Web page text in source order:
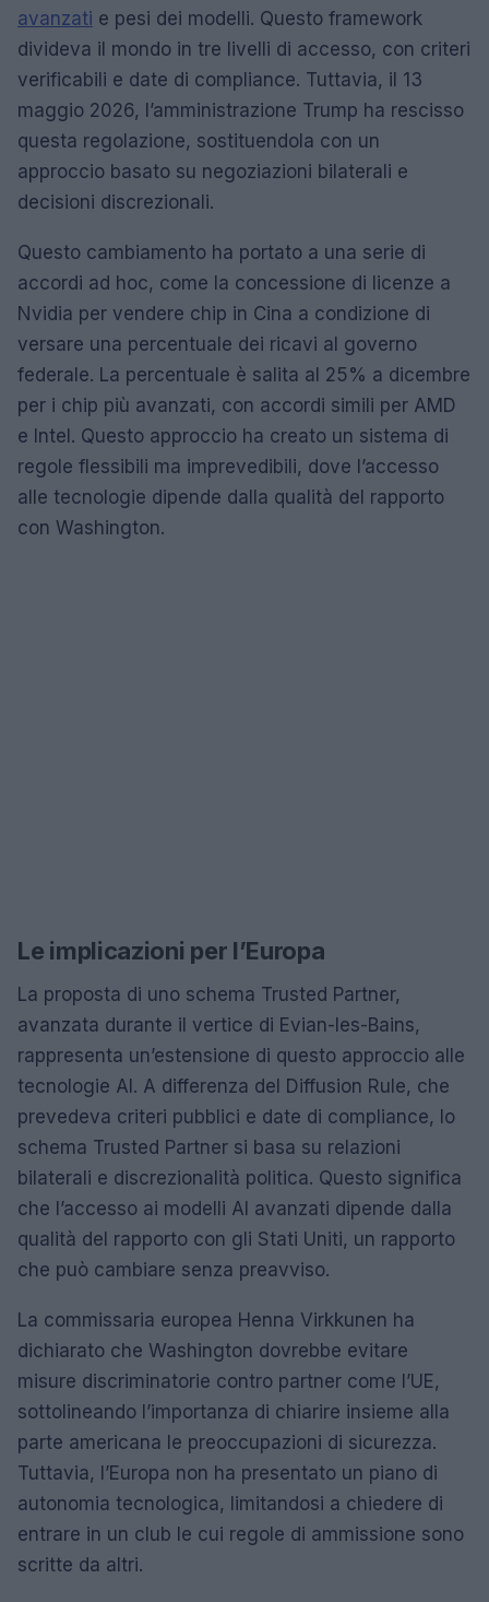
avanzati e pesi dei modelli. Questo framework
divideva il mondo in tre livelli di accesso, con criteri
verificabili e date di compliance. Tuttavia, il 13
maggio 2026, l’amministrazione Trump ha rescisso
questa regolazione, sostituendola con un
approccio basato su negoziazioni bilaterali e
decisioni discrezionali.
Questo cambiamento ha portato a una serie di
accordi ad hoc, come la concessione di licenze a
Nvidia per vendere chip in Cina a condizione di
versare una percentuale dei ricavi al governo
federale. La percentuale è salita al 25% a dicembre
per i chip più avanzati, con accordi simili per AMD
e Intel. Questo approccio ha creato un sistema di
regole flessibili ma imprevedibili, dove l’accesso
alle tecnologie dipende dalla qualità del rapporto
con Washington.
Le implicazioni per l’Europa
La proposta di uno schema Trusted Partner,
avanzata durante il vertice di Evian-les-Bains,
rappresenta un’estensione di questo approccio alle
tecnologie AI. A differenza del Diffusion Rule, che
prevedeva criteri pubblici e date di compliance, lo
schema Trusted Partner si basa su relazioni
bilaterali e discrezionalità politica. Questo significa
che l’accesso ai modelli AI avanzati dipende dalla
qualità del rapporto con gli Stati Uniti, un rapporto
che può cambiare senza preavviso.
La commissaria europea Henna Virkkunen ha
dichiarato che Washington dovrebbe evitare
misure discriminatorie contro partner come l’UE,
sottolineando l’importanza di chiarire insieme alla
parte americana le preoccupazioni di sicurezza.
Tuttavia, l’Europa non ha presentato un piano di
autonomia tecnologica, limitandosi a chiedere di
entrare in un club le cui regole di ammissione sono
scritte da altri.